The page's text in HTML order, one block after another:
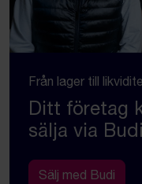
Från lager till
Ditt företag
sälja via Budi
Sälj med Budi